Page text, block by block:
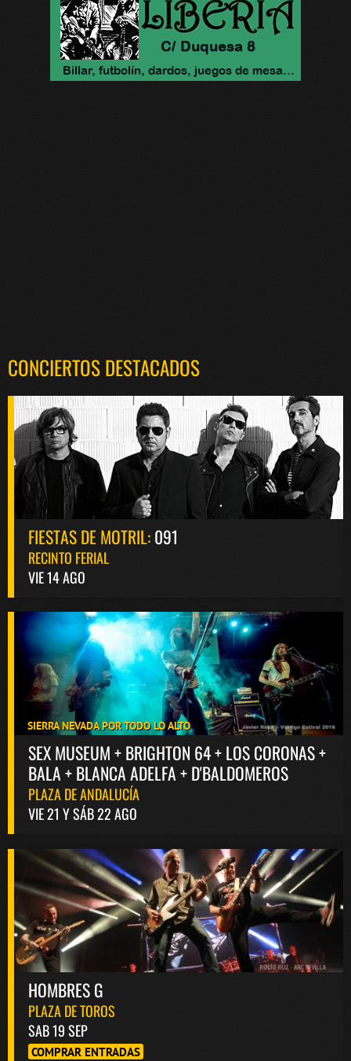
CONCIERTOS DESTACADOS
FIESTAS DE MOTRIL:091
RECINTO FERIAL
VIE 14 AGO
SIERRA NEVADA POR TODO LO ALTO
SEX MUSEUM + BRIGHTON 64 + LOS CORONAS +
BALA + BLANCA ADELFA + D'BALDOMEROS
PLAZA DE ANDALUCÍA
VIE 21 Y SÁB 22 AGO
HOMBRES G
PLAZA DE TOROS
SAB 19 SEP
COMPRAR ENTRADAS